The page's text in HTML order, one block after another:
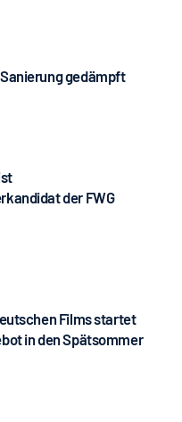
gedämpft
der FWG
Films startet
in den Spätsommer